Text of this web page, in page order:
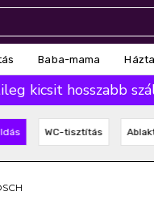
Baba-mama
kicsit hosszabb
WC-tisztítás